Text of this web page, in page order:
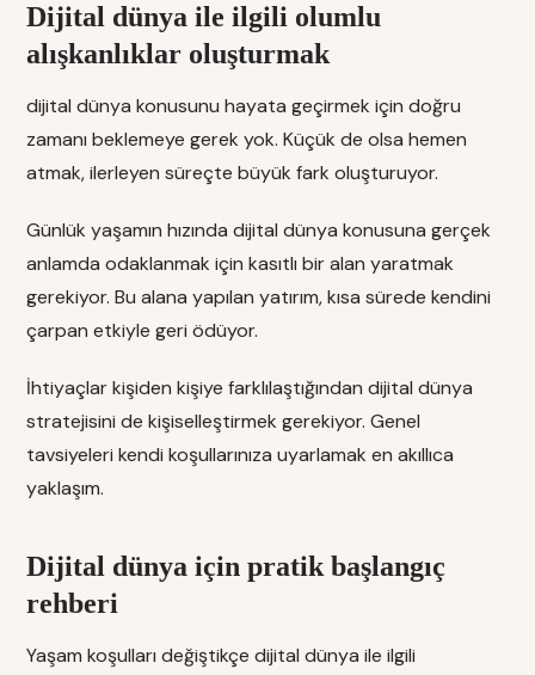
Dijital dünya ile ilgili olumlu
alışkanlıklar oluşturmak
dijital dünya konusunu hayata geçirmek için doğru
zamanı beklemeye gerek yok. Küçük de olsa hemen
atmak, ilerleyen süreçte büyük fark oluşturuyor.
Günlük yaşamın hızında dijital dünya konusuna gerçek
anlamda odaklanmak için kasıtlı bir alan yaratmak
gerekiyor. Bu alana yapılan yatırım, kısa sürede kendini
çarpan etkiyle geri ödüyor.
İhtiyaçlar kişiden kişiye farklılaştığından dijital dünya
stratejisini de kişiselleştirmek gerekiyor. Genel
tavsiyeleri kendi koşullarınıza uyarlamak en akıllıca
yaklaşım.
Dijital dünya için pratik başlangıç
rehberi
Yaşam koşulları değiştikçe dijital dünya ile ilgili